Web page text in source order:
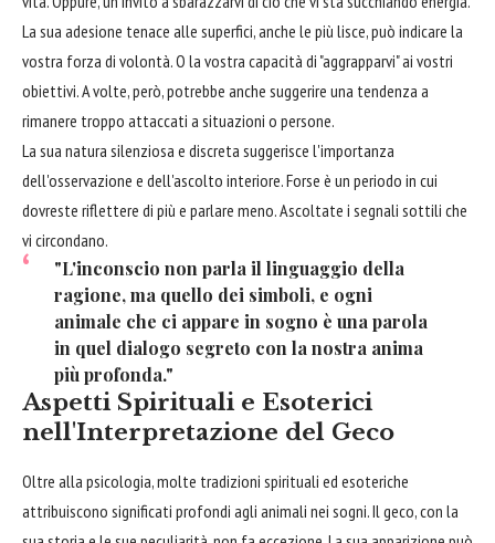
La sua adesione tenace alle superfici, anche le più lisce, può indicare la
vostra forza di volontà. O la vostra capacità di "aggrapparvi" ai vostri
obiettivi. A volte, però, potrebbe anche suggerire una tendenza a
rimanere troppo attaccati a situazioni o persone.
La sua natura silenziosa e discreta suggerisce l'importanza
dell'osservazione e dell'ascolto interiore. Forse è un periodo in cui
dovreste riflettere di più e parlare meno. Ascoltate i segnali sottili che
vi circondano.
"L'inconscio non parla il linguaggio della
ragione, ma quello dei simboli, e ogni
animale che ci appare in sogno è una parola
in quel dialogo segreto con la nostra anima
più profonda."
Aspetti Spirituali e Esoterici
nell'Interpretazione del Geco
Oltre alla psicologia, molte tradizioni spirituali ed esoteriche
attribuiscono significati profondi agli animali nei sogni. Il geco, con la